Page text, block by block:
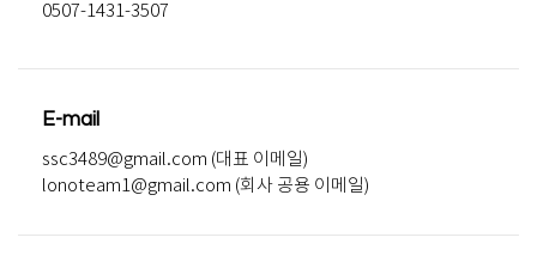
0507-1431-3507
E-mail
ssc3489@gmail.com (대표 이메일)
lonoteam1@gmail.com (회사 공용 이메일)